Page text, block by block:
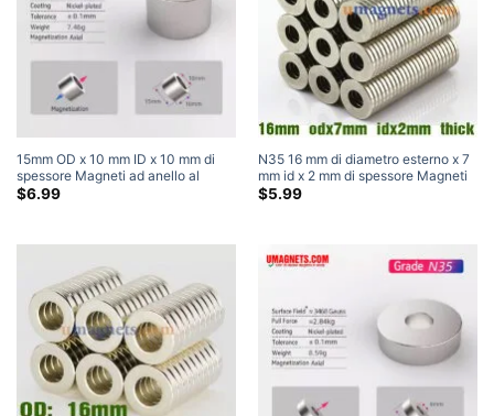
15mm OD x 10 mm ID x 10 mm di
spessore Magneti ad anello al
neodimio N35 Forte magnete a
$6.99
N35 16 mm di diametro esterno x 7
mm id x 2 mm di spessore Magneti
ad anello al neodimio Magneti ad
$5.99